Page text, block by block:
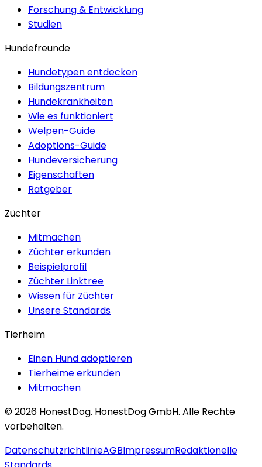
Forschung & Entwicklung
Studien
Hundefreunde
Hundetypen entdecken
Bildungszentrum
Hundekrankheiten
Wie es funktioniert
Welpen-Guide
Adoptions-Guide
Hundeversicherung
Eigenschaften
Ratgeber
Züchter
Mitmachen
Züchter erkunden
Beispielprofil
Züchter Linktree
Wissen für Züchter
Unsere Standards
Tierheim
Einen Hund adoptieren
Tierheime erkunden
Mitmachen
©2026 HonestDog. HonestDog GmbH. Alle Rechte
vorbehalten.
DatenschutzrichtlinieAGBImpressumRedaktionelle